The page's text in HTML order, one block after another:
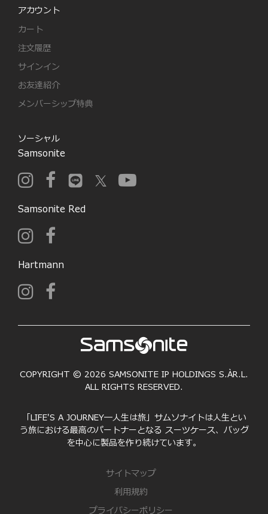
アカウント
カート
注文履歴
サインイン
お友達紹介
メンバーシップ特典
ソーシャル
Samsonite
Samsonite Red
Hartmann
COPYRIGHT © 2026 SAMSONITE IP HOLDINGS S.ÀR.L.
ALL RIGHTS RESERVED.
「LIFE'S A JOURNEY―人生は旅」サムソナイトは人生とい
う旅における最高のパートナーとなる スーツケース、バッグ
を中心に製品を作り続けています。
サイトマップ
利用規約
プライバシーポリシー